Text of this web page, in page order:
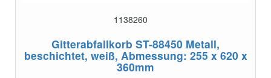
1138260
Gitterabfallkorb ST-88450 Metall,
beschichtet, weiß, Abmessung: 255 x 620 x
360mm